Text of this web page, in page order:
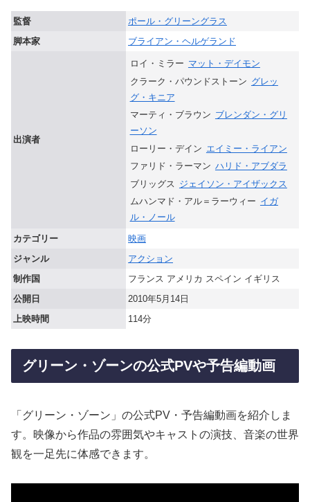
監督
ポール・グリーングラス
脚本家
ブライアン・ヘルゲランド
出演者
ロイ・ミラー マット・デイモン
クラーク・パウンドストーン グレッ
グ・キニア
マーティ・ブラウン ブレンダン・グリ
ーソン
ローリー・デイン エイミー・ライアン
ファリド・ラーマン ハリド・アブダラ
ブリッグス ジェイソン・アイザックス
ムハンマド・アル＝ラーウィー イガ
ル・ノール
カテゴリー
映画
ジャンル
アクション
制作国
フランス アメリカ スペイン イギリス
公開日
2010年5月14日
上映時間
114分
グリーン・ゾーンの公式PVや予告編動画
「グリーン・ゾーン」の公式PV・予告編動画を紹介しま
す。映像から作品の雰囲気やキャストの演技、音楽の世界
観を一足先に体感できます。